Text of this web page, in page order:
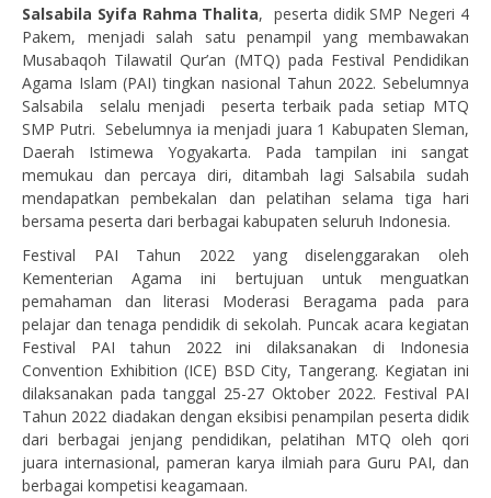
Salsabila Syifa Rahma Thalita, peserta didik SMP Negeri 4
Pakem, menjadi salah satu penampil yang membawakan
Musabaqoh Tilawatil Qur’an (MTQ) pada Festival Pendidikan
Agama Islam (PAI) tingkan nasional Tahun 2022. Sebelumnya
Salsabila selalu menjadi peserta terbaik pada setiap MTQ
SMP Putri. Sebelumnya ia menjadi juara 1 Kabupaten Sleman,
Daerah Istimewa Yogyakarta. Pada tampilan ini sangat
memukau dan percaya diri, ditambah lagi Salsabila sudah
mendapatkan pembekalan dan pelatihan selama tiga hari
bersama peserta dari berbagai kabupaten seluruh Indonesia.
Festival PAI Tahun 2022 yang diselenggarakan oleh
Kementerian Agama ini bertujuan untuk menguatkan
pemahaman dan literasi Moderasi Beragama pada para
pelajar dan tenaga pendidik di sekolah. Puncak acara kegiatan
Festival PAI tahun 2022 ini dilaksanakan di Indonesia
Convention Exhibition (ICE) BSD City, Tangerang. Kegiatan ini
dilaksanakan pada tanggal 25-27 Oktober 2022. Festival PAI
Tahun 2022 diadakan dengan eksibisi penampilan peserta didik
dari berbagai jenjang pendidikan, pelatihan MTQ oleh qori
juara internasional, pameran karya ilmiah para Guru PAI, dan
berbagai kompetisi keagamaan.